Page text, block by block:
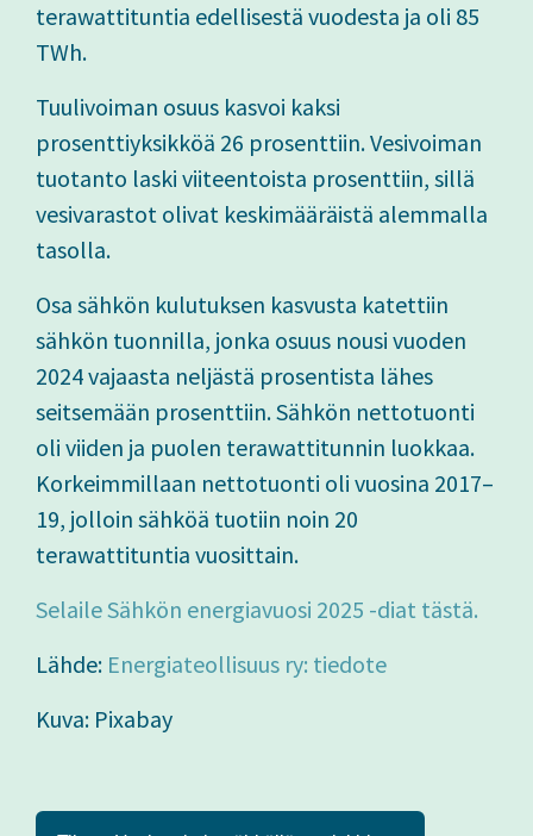
terawattituntia edellisestä vuodesta ja oli 85
TWh.
Tuulivoiman osuus kasvoi kaksi
prosenttiyksikköä 26 prosenttiin. Vesivoiman
tuotanto laski viiteentoista prosenttiin, sillä
vesivarastot olivat keskimääräistä alemmalla
tasolla.
Osa sähkön kulutuksen kasvusta katettiin
sähkön tuonnilla, jonka osuus nousi vuoden
2024 vajaasta neljästä prosentista lähes
seitsemään prosenttiin. Sähkön nettotuonti
oli viiden ja puolen terawattitunnin luokkaa.
Korkeimmillaan nettotuonti oli vuosina 2017–
19, jolloin sähköä tuotiin noin 20
terawattituntia vuosittain.
Selaile Sähkön energiavuosi 2025 -diat tästä.
Lähde: Energiateollisuus ry: tiedote
Kuva: Pixabay